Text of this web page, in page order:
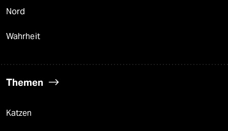
Nord
Wahrheit
Themen
Katzen